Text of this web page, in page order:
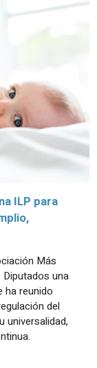
ILP para
Más
una
ha reunido
del
universalidad,